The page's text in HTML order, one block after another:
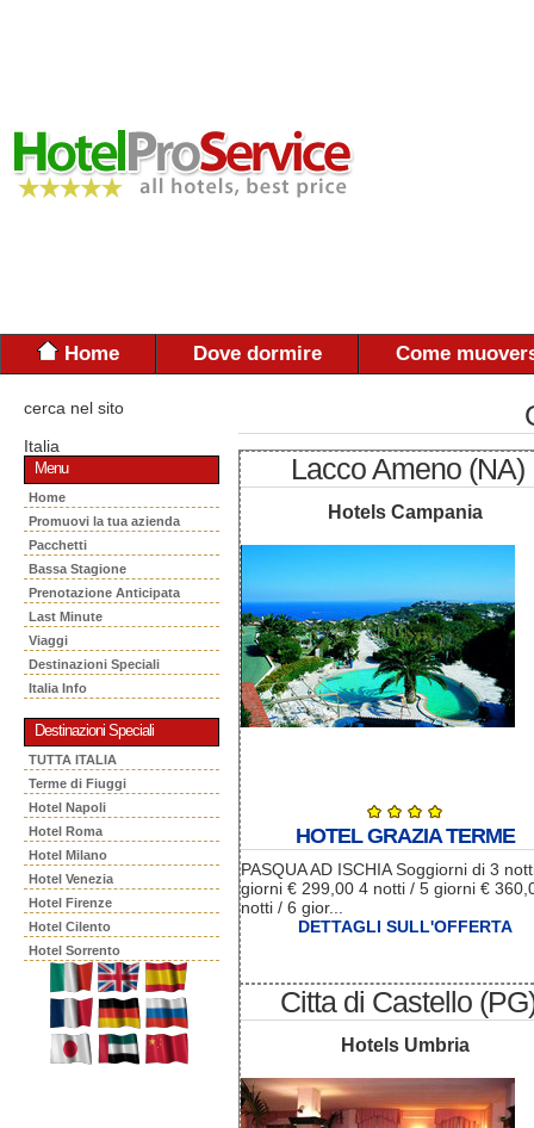
Home Dove dormire Come
cerca nel sito
Italia
Menu
Home
Promuovi la tua azienda
Pacchetti
Bassa Stagione
Prenotazione Anticipata
Last Minute
Viaggi
Destinazioni Speciali
Italia Info
Destinazioni Speciali
TUTTA ITALIA
Terme di Fiuggi
Hotel Napoli
Hotel Roma
Hotel Milano
Hotel Venezia
Hotel Firenze
Hotel Cilento
Hotel Sorrento
Lacco Ameno (NA)
Hotels Campania
HOTEL GRAZIA TERME
PASQUA AD ISCHIA Soggiorni di 3
giorni € 299,00 4 notti / 5 giorni €
notti / 6 gior...
DETTAGLI SULL'OFFERTA
Citta di Castello
Hotels Umbria